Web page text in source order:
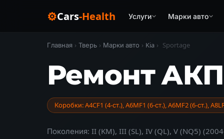
⚙Cars-Health Услуги Марки авто
Главная › Тверь › Марки авто › Kia › Sportage
Ремонт
Коробки: A4CF1 (4-ст.), A6MF1 (6-ст.), A6MF2 (6-ст.),
Поколения: II (KM), III (SL), IV (QL), V (NQ5)